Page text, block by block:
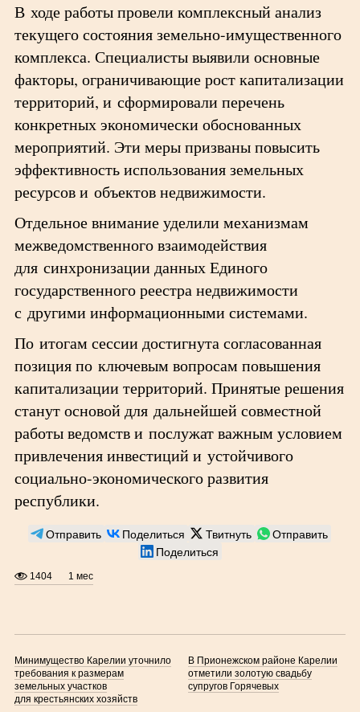
В ходе работы провели комплексный анализ
текущего состояния земельно-имущественного
комплекса. Специалисты выявили основные
факторы, ограничивающие рост капитализации
территорий, и сформировали перечень
конкретных экономически обоснованных
мероприятий. Эти меры призваны повысить
эффективность использования земельных
ресурсов и объектов недвижимости.
Отдельное внимание уделили механизмам
межведомственного взаимодействия
для синхронизации данных Единого
государственного реестра недвижимости
с другими информационными системами.
По итогам сессии достигнута согласованная
позиция по ключевым вопросам повышения
капитализации территорий. Принятые решения
станут основой для дальнейшей совместной
работы ведомств и послужат важным условием
привлечения инвестиций и устойчивого
социально-экономического развития
республики.
Отправить Поделиться Твитнуть
Отправить
Поделиться
1404 1 мес
Минимущество Карелии уточнило
требования к размерам
земельных участков
для крестьянских хозяйств
В Прионежском районе Карелии
отметили золотую свадьбу
супругов Горячевых